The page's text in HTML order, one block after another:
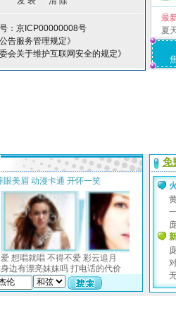
：京ICP00000008号
告服务管理规定》
会关于维护互联网安全的规定》
最
夏